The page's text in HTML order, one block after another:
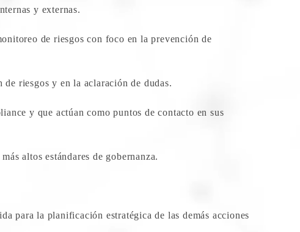
y externas.
de riesgos con foco en la prevención de
riesgos y en la aclaración de dudas.
y que actúan como puntos de contacto en sus
altos estándares de gobernanza.
para la planificación estratégica de las demás acciones